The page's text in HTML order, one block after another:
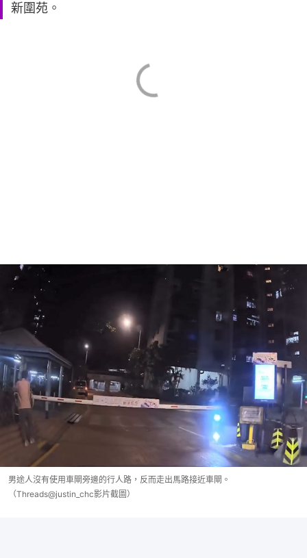
新圍苑。
男途人沒有使用車閘旁邊的行人路，反而走出馬路接近車閘。
（Threads@justin_chc影片截圖）